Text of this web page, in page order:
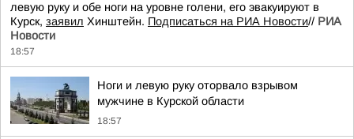
левую руку и обе ноги на уровне голени, его эвакуируют в
Курск, заявил Хинштейн. Подписаться на РИА Новости// РИА
Новости
18:57
Ноги и левую руку оторвало взрывом
мужчине в Курской области
18:57